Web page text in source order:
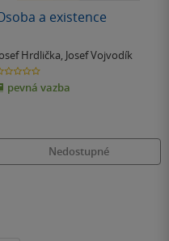
a existence
Hrdlička, Josef Vojvodík
pevná vazba
Nedostupné